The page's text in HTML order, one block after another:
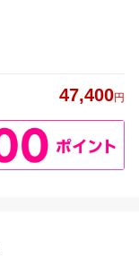
47,400円